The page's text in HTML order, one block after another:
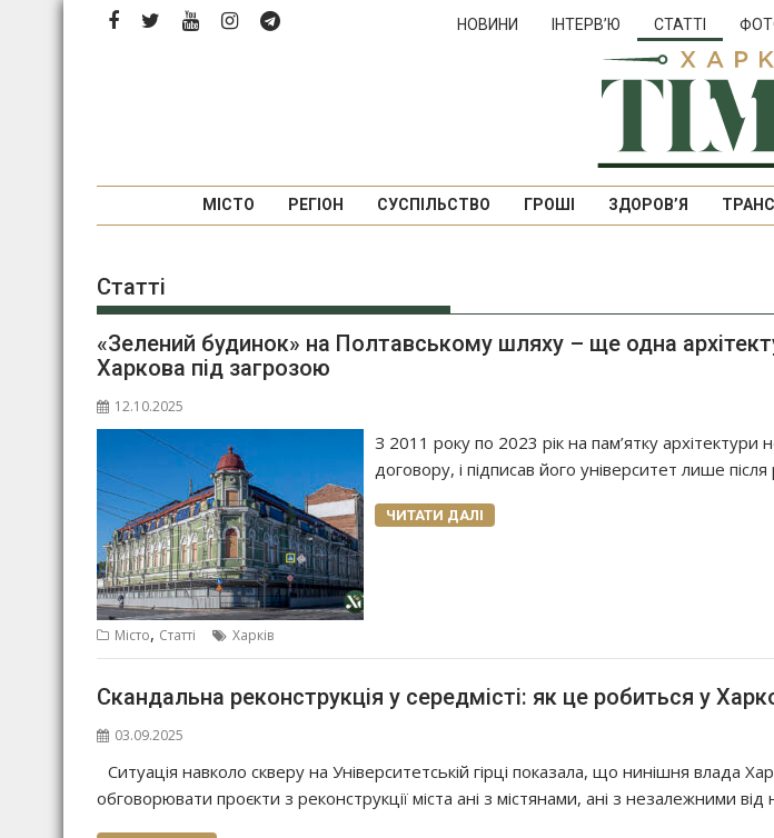
Перейти
НОВИНИ ІНТЕРВ’Ю СТАТТІ
МІСТО РЕГІОН СУСПІЛЬСТВО ГРОШІ ЗДОРОВ’Я
Статті
«Зелений будинок» на Полтавському шляху – ще одна
Харкова під загрозою
12.10.2025
З 2011 року по 2023 рік на пам’ятку архітектури
договору, і підписав його університет лише
ЧИТАТИ ДАЛІ
Місто, Статті Харків
Скандальна реконструкція у середмісті: як це робиться у
03.09.2025
Ситуація навколо скверу на Університетській гірці показала, що нинішня влада
обговорювати проєкти з реконструкції міста ані з містянами, ані з незалежними від